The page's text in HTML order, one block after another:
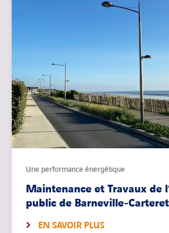
Une performance énergétique
Maintenance et Travaux de
public de Barneville-Carteret
EN SAVOIR PLUS